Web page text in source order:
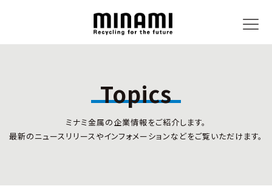
CSR情報
事業内容
リサイクルサービス
小型家電リサイクル法
Topics
ミナミ金属の企業情報をご紹介します。
最新のニュースリリースやインフォメーションなどをご覧いただけます。